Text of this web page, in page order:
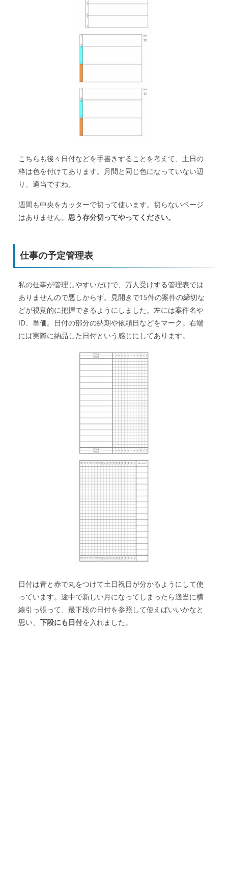
こちらも後々日付などを手書きすることを考えて、土日の
枠は色を付けてあります。月間と同じ色になっていない辺
り、適当ですね。
週間も中央をカッターで切って使います。切らないページ
はありません。思う存分切ってやってください。
仕事の予定管理表
私の仕事が管理しやすいだけで、万人受けする管理表では
ありませんので悪しからず。見開きで15件の案件の締切な
どが視覚的に把握できるようにしました。左には案件名や
ID、単価。日付の部分の納期や依頼日などをマーク。右端
には実際に納品した日付という感じにしてあります。
日付は青と赤で丸をつけて土日祝日が分かるようにして使
っています。途中で新しい月になってしまったら適当に横
線引っ張って、最下段の日付を参照して使えばいいかなと
思い、下段にも日付を入れました。